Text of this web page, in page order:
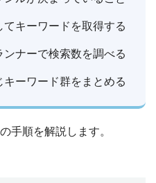
キーワードを取得する
ナーで検索数を調べる
ーワード群をまとめる
手順を解説します。